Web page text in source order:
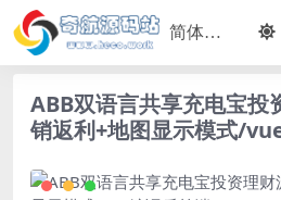
ABB双语言共享充电宝投
销返利+地图显示模式/